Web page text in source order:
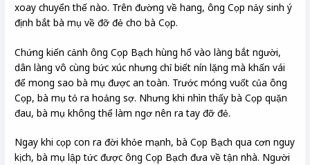
xoay chuyển thế nào. Trên đường về hang, ông Cọp nảy sinh ý
định bắt bà mụ về đỡ đẻ cho bà Cọp.
Chứng kiến cảnh ông Cọp Bạch hùng hổ vào làng bắt người,
dân làng vô cùng bức xúc nhưng chỉ biết nín lặng mà khấn vái
để mong sao bà mụ được an toàn. Trước móng vuốt của ông
Cọp, bà mụ tỏ ra hoảng sợ. Nhưng khi nhìn thấy bà Cọp quặn
đau, bà mụ không thể làm ngơ nên ra tay đỡ đẻ.
Ngay khi cọp con ra đời khỏe mạnh, bà Cọp Bạch qua cơn nguy
kịch, bà mụ lập tức được ông Cọp Bạch đưa về tận nhà. Người